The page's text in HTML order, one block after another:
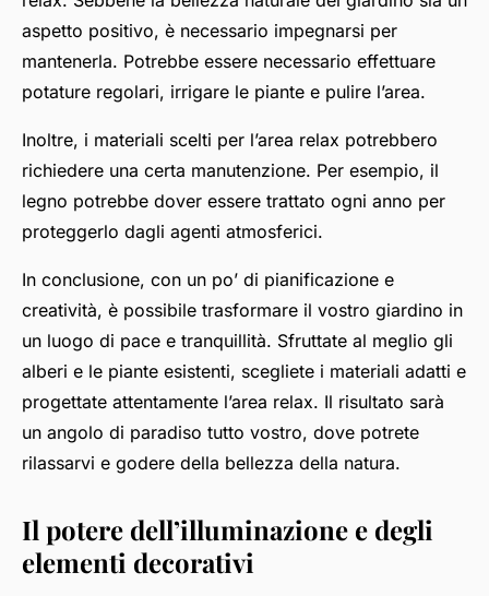
aspetto positivo, è necessario impegnarsi per
mantenerla. Potrebbe essere necessario effettuare
potature regolari, irrigare le piante e pulire l’area.
Inoltre, i materiali scelti per l’area relax potrebbero
richiedere una certa manutenzione. Per esempio, il
legno potrebbe dover essere trattato ogni anno per
proteggerlo dagli agenti atmosferici.
In conclusione, con un po’ di pianificazione e
creatività, è possibile trasformare il vostro giardino in
un luogo di pace e tranquillità. Sfruttate al meglio gli
alberi e le piante esistenti, scegliete i materiali adatti e
progettate attentamente l’area relax. Il risultato sarà
un angolo di paradiso tutto vostro, dove potrete
rilassarvi e godere della bellezza della natura.
Il potere dell’illuminazione e degli
elementi decorativi